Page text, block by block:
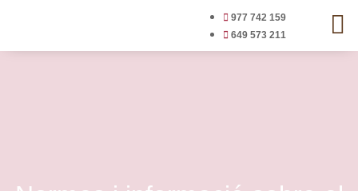
977 742 159
649 573 211